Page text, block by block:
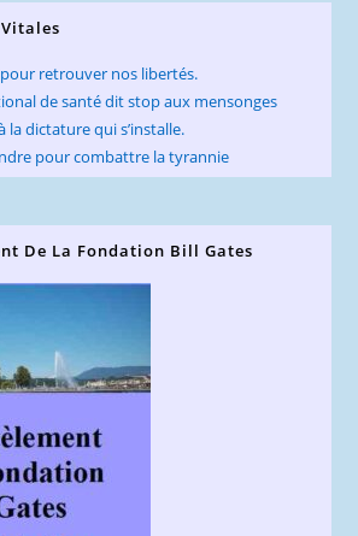
retrouver nos libertés.
de santé dit stop aux mensonges
dictature qui s’installe.
pour combattre la tyrannie
De La Fondation Bill Gates